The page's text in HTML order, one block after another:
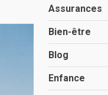
Assurances
Bien-être
Blog
Enfance